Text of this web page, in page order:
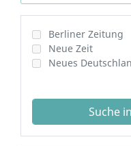
Berliner Zeitung
Neue Zeit
Neues
Suche